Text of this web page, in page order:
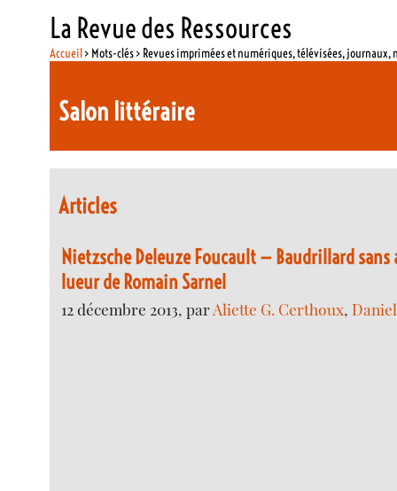
La Revue des Ressources
Accueil> Mots-clés > Revues imprimées et numériques, télévisées, journaux,
Salon littéraire
Articles
Nietzsche Deleuze Foucault — Baudrillard
lueur de Romain Sarnel
12 décembre 2013, parAliette G. Certhoux,